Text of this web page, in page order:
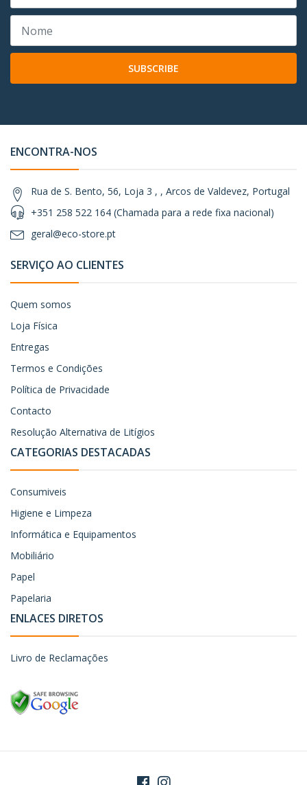
SUBSCRIBE
ENCONTRA-NOS
Rua de S. Bento, 56, Loja 3 , , Arcos de Valdevez, Portugal
+351 258 522 164 (Chamada para a rede fixa nacional)
geral@eco-store.pt
SERVIÇO AO CLIENTES
Quem somos
Loja Física
Entregas
Termos e Condições
Política de Privacidade
Contacto
Resolução Alternativa de Litígios
CATEGORIAS DESTACADAS
Consumiveis
Higiene e Limpeza
Informática e Equipamentos
Mobiliário
Papel
Papelaria
ENLACES DIRETOS
Livro de Reclamações